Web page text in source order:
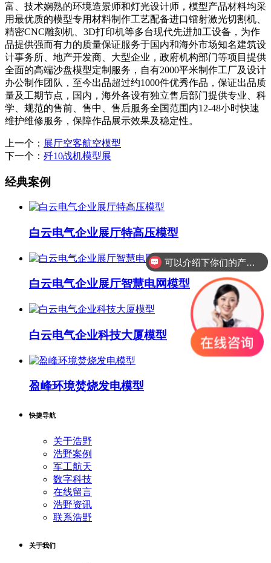
富、技术娴熟的环境造景师和灯光设计师，模型产品材料均采
用最优质的模型专用材料制作工艺配备进口镭射激光切割机、
精密CNC雕刻机、3D打印机等多台现代先进加工设备，为作
品提供强而有力的质量保证服务于国内和海外市场知名建筑设
计事务所、地产开发商、大型企业，政府机构部门等项目提供
全面的高端沙盘模型定制服务，自有2000平米制作工厂及设计
办公制作团队，至今出品超过约1000件优秀作品，保证出品质
量及工期节点，国内，海外各设有独立售后部门提供专业、科
学、规范的售前、售中、售后服务全国范围内12-48小时快速
维护维修服务，保障作品展示效果及稳定性。
上一个： 展厅空客航空模型
下一个： 歼10战机模型展
经典案例
白云电气企业展厅特高压模型
白云电气企业展厅智慧电网模型
白云电气企业科技大厦模型
盈峰环境焚烧发电模型
快捷导航
关于浩野
浩野案例
军工航天
数字科技
在线留言
浩野资讯
联系浩野
关于我们
可以介绍下你们的产品么？